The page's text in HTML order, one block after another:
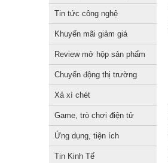
Tin tức công nghệ
Khuyến mãi giảm giá
Review mở hộp sản phẩm
Chuyển động thị trường
Xả xì chét
Game, trò chơi điện tử
Ứng dụng, tiện ích
Tin Kinh Tế